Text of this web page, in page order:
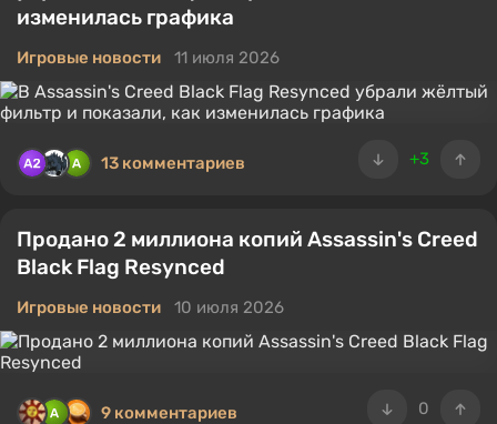
изменилась графика
Игровые новости 11 июля 2026
+3
13 комментариев
Продано 2 миллиона копий Assassin's Creed
Black Flag Resynced
Игровые новости 10 июля 2026
0
9 комментариев